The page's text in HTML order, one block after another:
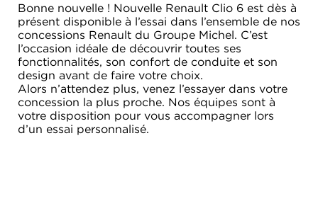
Bonne nouvelle ! Nouvelle Renault Clio 6 est dès à
présent disponible à l’essai dans l’ensemble de nos
concessions Renault du Groupe Michel. C’est
l’occasion idéale de découvrir toutes ses
fonctionnalités, son confort de conduite et son
design avant de faire votre choix.
Alors n’attendez plus, venez l’essayer dans votre
concession la plus proche. Nos équipes sont à
votre disposition pour vous accompagner lors
d’un essai personnalisé.